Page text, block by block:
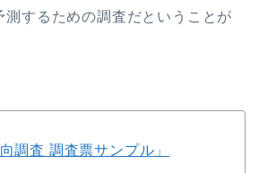
測するための調査だということが
調査 調査票サンプル」